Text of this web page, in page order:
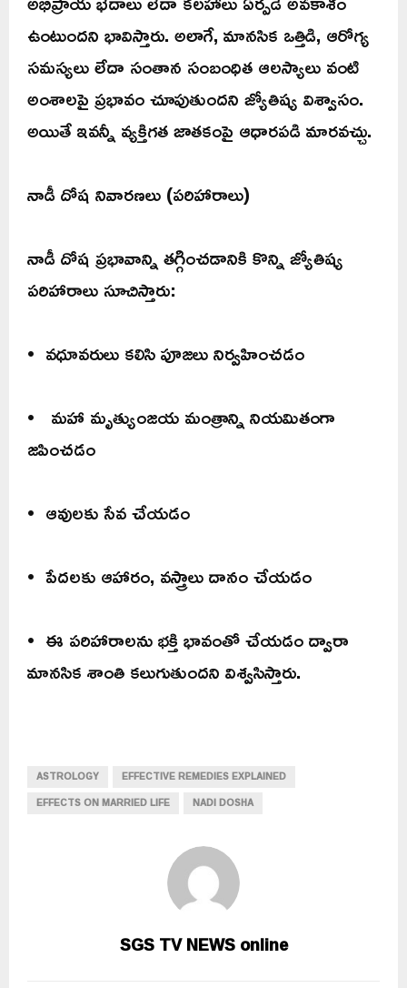
ఉంటుందని భావిస్తారు. అలాగే, మానసిక ఒత్తిడి, ఆరోగ్య
సమస్యలు లేదా సంతాన సంబంధిత ఆలస్యాలు వంటి
అంశాలపై ప్రభావం చూపుతుందని జ్యోతిష్య విశ్వాసం.
అయితే ఇవన్నీ వ్యక్తిగత జాతకంపై ఆధారపడి మారవచ్చు.
నాడీ దోష నివారణలు (పరిహారాలు)
నాడీ దోష ప్రభావాన్ని తగ్గించడానికి కొన్ని జ్యోతిష్య
పరిహారాలు సూచిస్తారు:
• వధూవరులు కలిసి పూజలు నిర్వహించడం
• మహా మృత్యుంజయ మంత్రాన్ని నియమితంగా
జపించడం
• ఆవులకు సేవ చేయడం
• పేదలకు ఆహారం, వస్త్రాలు దానం చేయడం
• ఈ పరిహారాలను భక్తి భావంతో చేయడం ద్వారా
మానసిక శాంతి కలుగుతుందని విశ్వసిస్తారు.
ASTROLOGY
EFFECTIVE REMEDIES EXPLAINED
EFFECTS ON MARRIED LIFE
NADI DOSHA
SGS TV NEWS online